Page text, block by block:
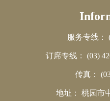
服务专线：
订席专线： (03)
传真：
地址： 桃园市